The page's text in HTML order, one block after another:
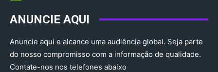
ANUNCIE AQUI
Anuncie aqui e alcance uma audiência global. Seja parte
do nosso compromisso com a informação de qualidade.
Contate-nos nos telefones abaixo